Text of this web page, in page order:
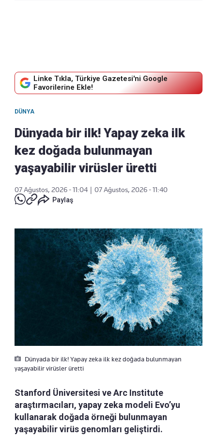
Linke Tıkla, Türkiye Gazetesi'ni Google
Favorilerine Ekle!
DÜNYA
Dünyada bir ilk! Yapay zeka ilk
kez doğada bulunmayan
yaşayabilir virüsler üretti
07 Ağustos, 2026 - 11:04
07 Ağustos, 2026 - 11:40
Paylaş
Dünyada bir ilk! Yapay zeka ilk kez doğada bulunmayan
yaşayabilir virüsler üretti
Stanford Üniversitesi ve Arc Institute
araştırmacıları, yapay zeka modeli Evo’yu
kullanarak doğada örneği bulunmayan
yaşayabilir virüs genomları geliştirdi.